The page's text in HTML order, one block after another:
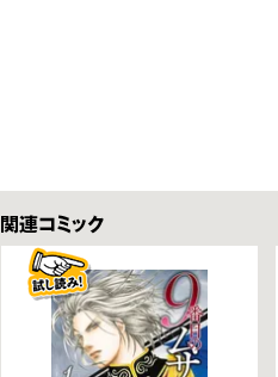
関連コミックス